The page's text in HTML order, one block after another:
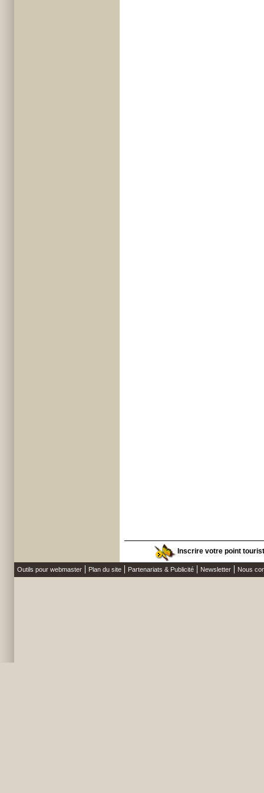
Inscrire votre point
Outils pour webmaster Plan du site Partenariats & Publicité Newsletter Nous